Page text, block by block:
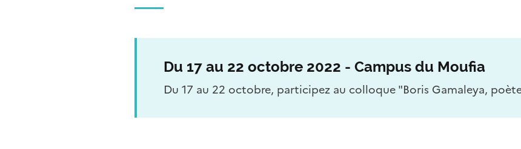
Du 17 au 22 octobre 2022 - Campus du Moufia
Du 17 au 22 octobre, participez au colloque "Boris Gamaleya,